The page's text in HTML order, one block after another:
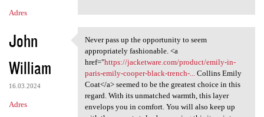
Adres
John
William
16.03.2024
Adres
Never pass up the opportunity
Never pass up the opportunity to seem
appropriately fashionable. <a
href="https://jacketware.com/product/emily-in-
paris-emily-cooper-black-trench-...Collins Emily
Coat</a> seemed to be the greatest choice in this
regard. With its unmatched warmth, this layer
envelops you in comfort. You will also keep up